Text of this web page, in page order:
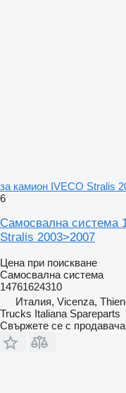
за камион IVECO Stralis
6
Самосвална система
Stralis 2003>2007
Цена при поискване
Самосвална система
14761624310
Италия, Vicenza,
Trucks Italiana Spareparts
Свържете се с продавача